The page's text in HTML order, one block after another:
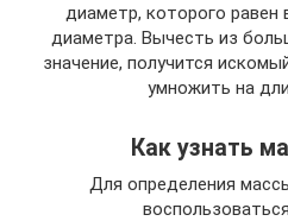
диаметр, которого равен
диаметра. Вычесть из
значение, получится
умножить на
Как узнать
Для определения